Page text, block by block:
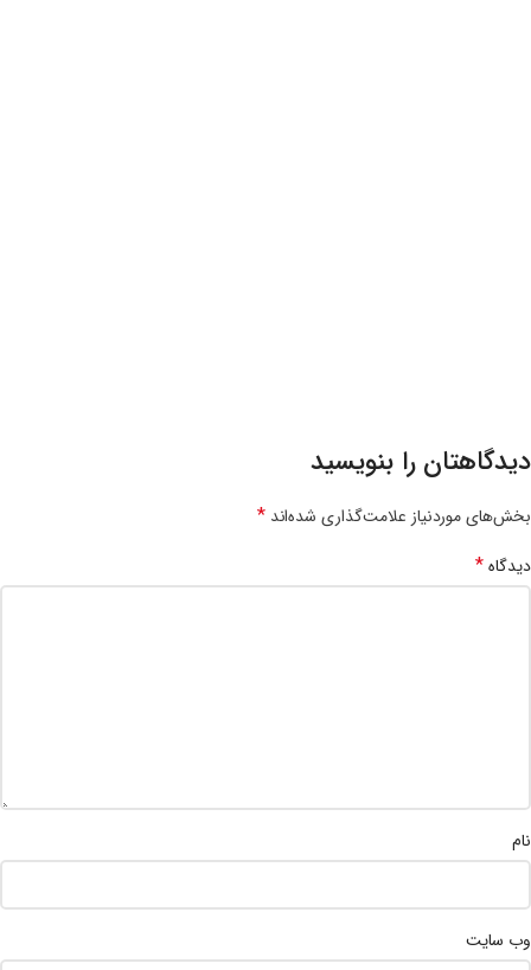
دیدگاهتان را بنویسید
بخش‌های موردنیاز علامت‌گذاری شده‌اند*
دیدگاه*
نام
وب‌ سایت